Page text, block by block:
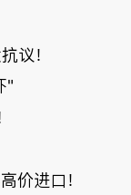
议！
"
价进口！